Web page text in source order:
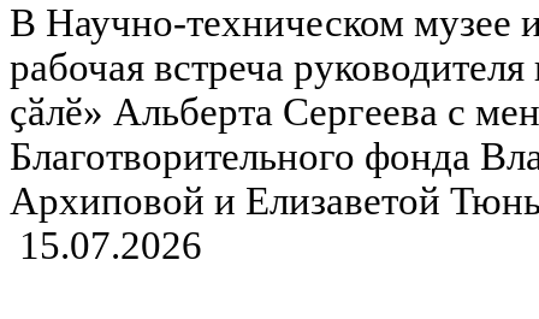
В Научно-техническом музее
рабочая встреча
ҫӑлӗ» Альберта Сергеева с
Благотворительного фонда
Архиповой и Елизаветой
15.07.2026